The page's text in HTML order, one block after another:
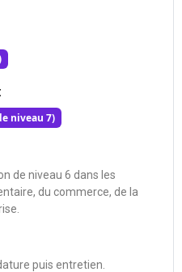
niveau 7)
de niveau 6 dans les
du commerce, de la
puis entretien.